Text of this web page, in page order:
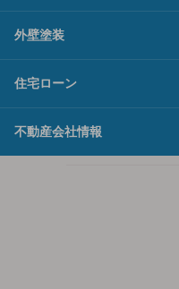
外壁塗装
住宅ローン
不動産会社情報